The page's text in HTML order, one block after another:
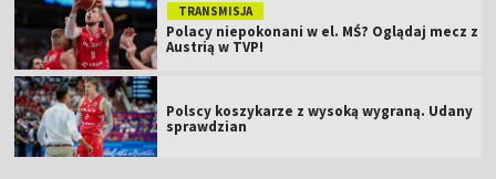
TRANSMISJA
Polacy niepokonani w el. MŚ? Oglądaj mecz z
Austrią w TVP!
Polscy koszykarze z wysoką wygraną. Udany
sprawdzian